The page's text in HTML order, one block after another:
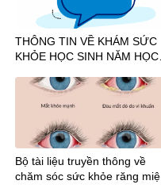
THÔNG TIN VỀ KHÁM SỨC
KHỎE HỌC SINH NĂM HỌC
Bộ tài liệu truyền thông về
chăm sóc sức khỏe răng